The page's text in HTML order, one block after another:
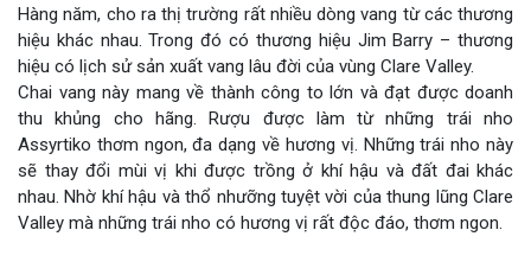
Hàng năm, cho ra thị trường rất nhiều dòng vang từ các thương
hiệu khác nhau. Trong đó có thương hiệu Jim Barry – thương
hiệu có lịch sử sản xuất vang lâu đời của vùng Clare Valley.
Chai vang này mang về thành công to lớn và đạt được doanh
thu khủng cho hãng. Rượu được làm từ những trái nho
Assyrtiko thơm ngon, đa dạng về hương vị. Những trái nho này
sẽ thay đổi mùi vị khi được trồng ở khí hậu và đất đai khác
nhau. Nhờ khí hậu và thổ nhưỡng tuyệt vời của thung lũng Clare
Valley mà những trái nho có hương vị rất độc đáo, thơm ngon.